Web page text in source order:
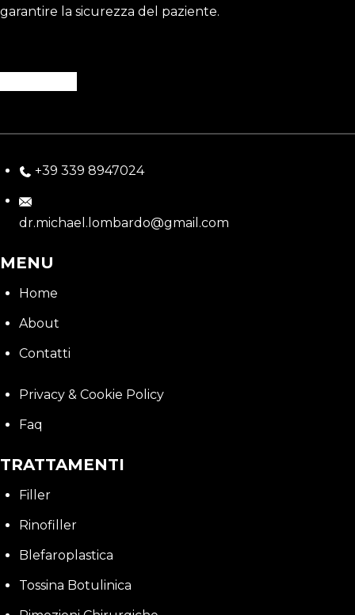
garantire la sicurezza del paziente.
+39 339 8947024
dr.michael.lombardo@gmail.com
MENU
Home
About
Contatti
Privacy & Cookie Policy
Faq
TRATTAMENTI
Filler
Rinofiller
Blefaroplastica
Tossina Botulinica